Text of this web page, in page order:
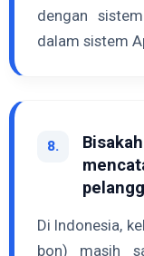
dengan
dalam sistem
8.
Di Indonesia,
bon) masih